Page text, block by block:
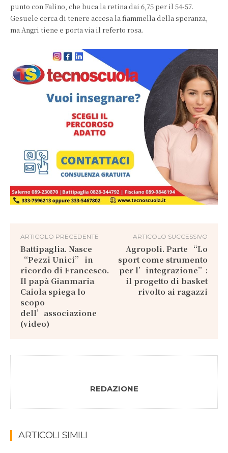
punto con Falino, che buca la retina dai 6,75 per il 54-57.
Gesuele cerca di tenere accesa la fiammella della speranza,
ma Angri tiene e porta via il referto rosa.
ARTICOLO PRECEDENTE
Battipaglia. Nasce
“Pezzi Unici” in
ricordo di Francesco.
Il papà Gianmaria
Caiola spiega lo
scopo
dell’associazione
(video)
ARTICOLO SUCCESSIVO
Agropoli. Parte “Lo
sport come strumento
per l’integrazione”:
il progetto di basket
rivolto ai ragazzi
REDAZIONE
ARTICOLI SIMILI